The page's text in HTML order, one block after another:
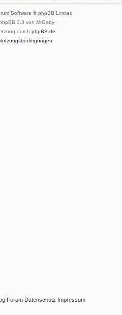
Software © phpBB Limited
3.3 von MrGaby
durch phpBB.de
Forum Datenschutz Impressum